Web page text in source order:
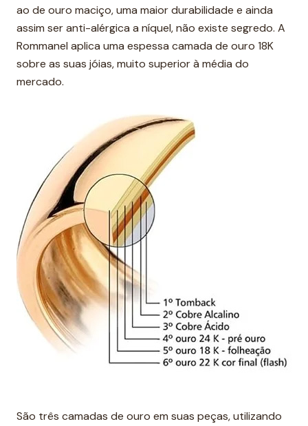
ao de ouro maciço, uma maior durabilidade e ainda
assim ser anti-alérgica a níquel, não existe segredo. A
Rommanel aplica uma espessa camada de ouro 18K
sobre as suas jóias, muito superior à média do
mercado.
São três camadas de ouro em suas peças, utilizando